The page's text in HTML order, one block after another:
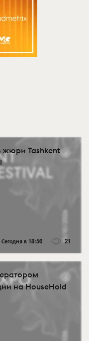
жюри Tashkent
Сегодня в 18:56 21
на HouseHold